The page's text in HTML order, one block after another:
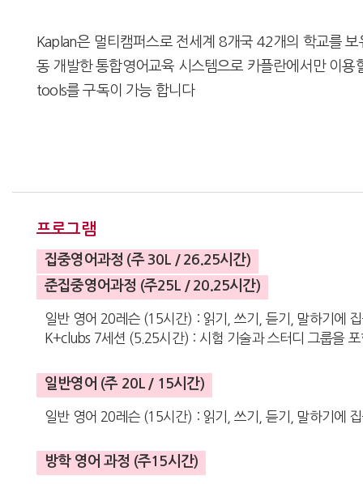
Kaplan은 멀티캠퍼스로 전세계 8개국 42개의 학교를
동 개발한 통합영어교육 시스템으로 카플란에서만 이
tools를 구독이 가능 합니다
프로그램
집중영어과정 (주 30L / 26.25시간)
준집중영어과정 (주25L / 20.25시간)
일반 영어 20레슨 (15시간) : 읽기, 쓰기, 듣기, 말하기에
K+clubs 7세션 (5.25시간) : 시험 기술과 스터디 그룹을
일반영어 (주 20L / 15시간)
일반 영어 20레슨 (15시간) : 읽기, 쓰기, 듣기, 말하기에
방학 영어 과정 (주15시간)